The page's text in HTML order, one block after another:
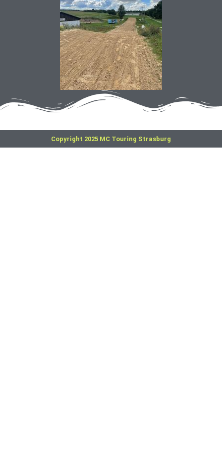
Copyright 2025 MC Touring Strasburg